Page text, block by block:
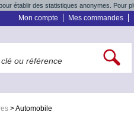
établir des statistiques anonymes. Pour
Mon compte Mes commandes
>Automobile